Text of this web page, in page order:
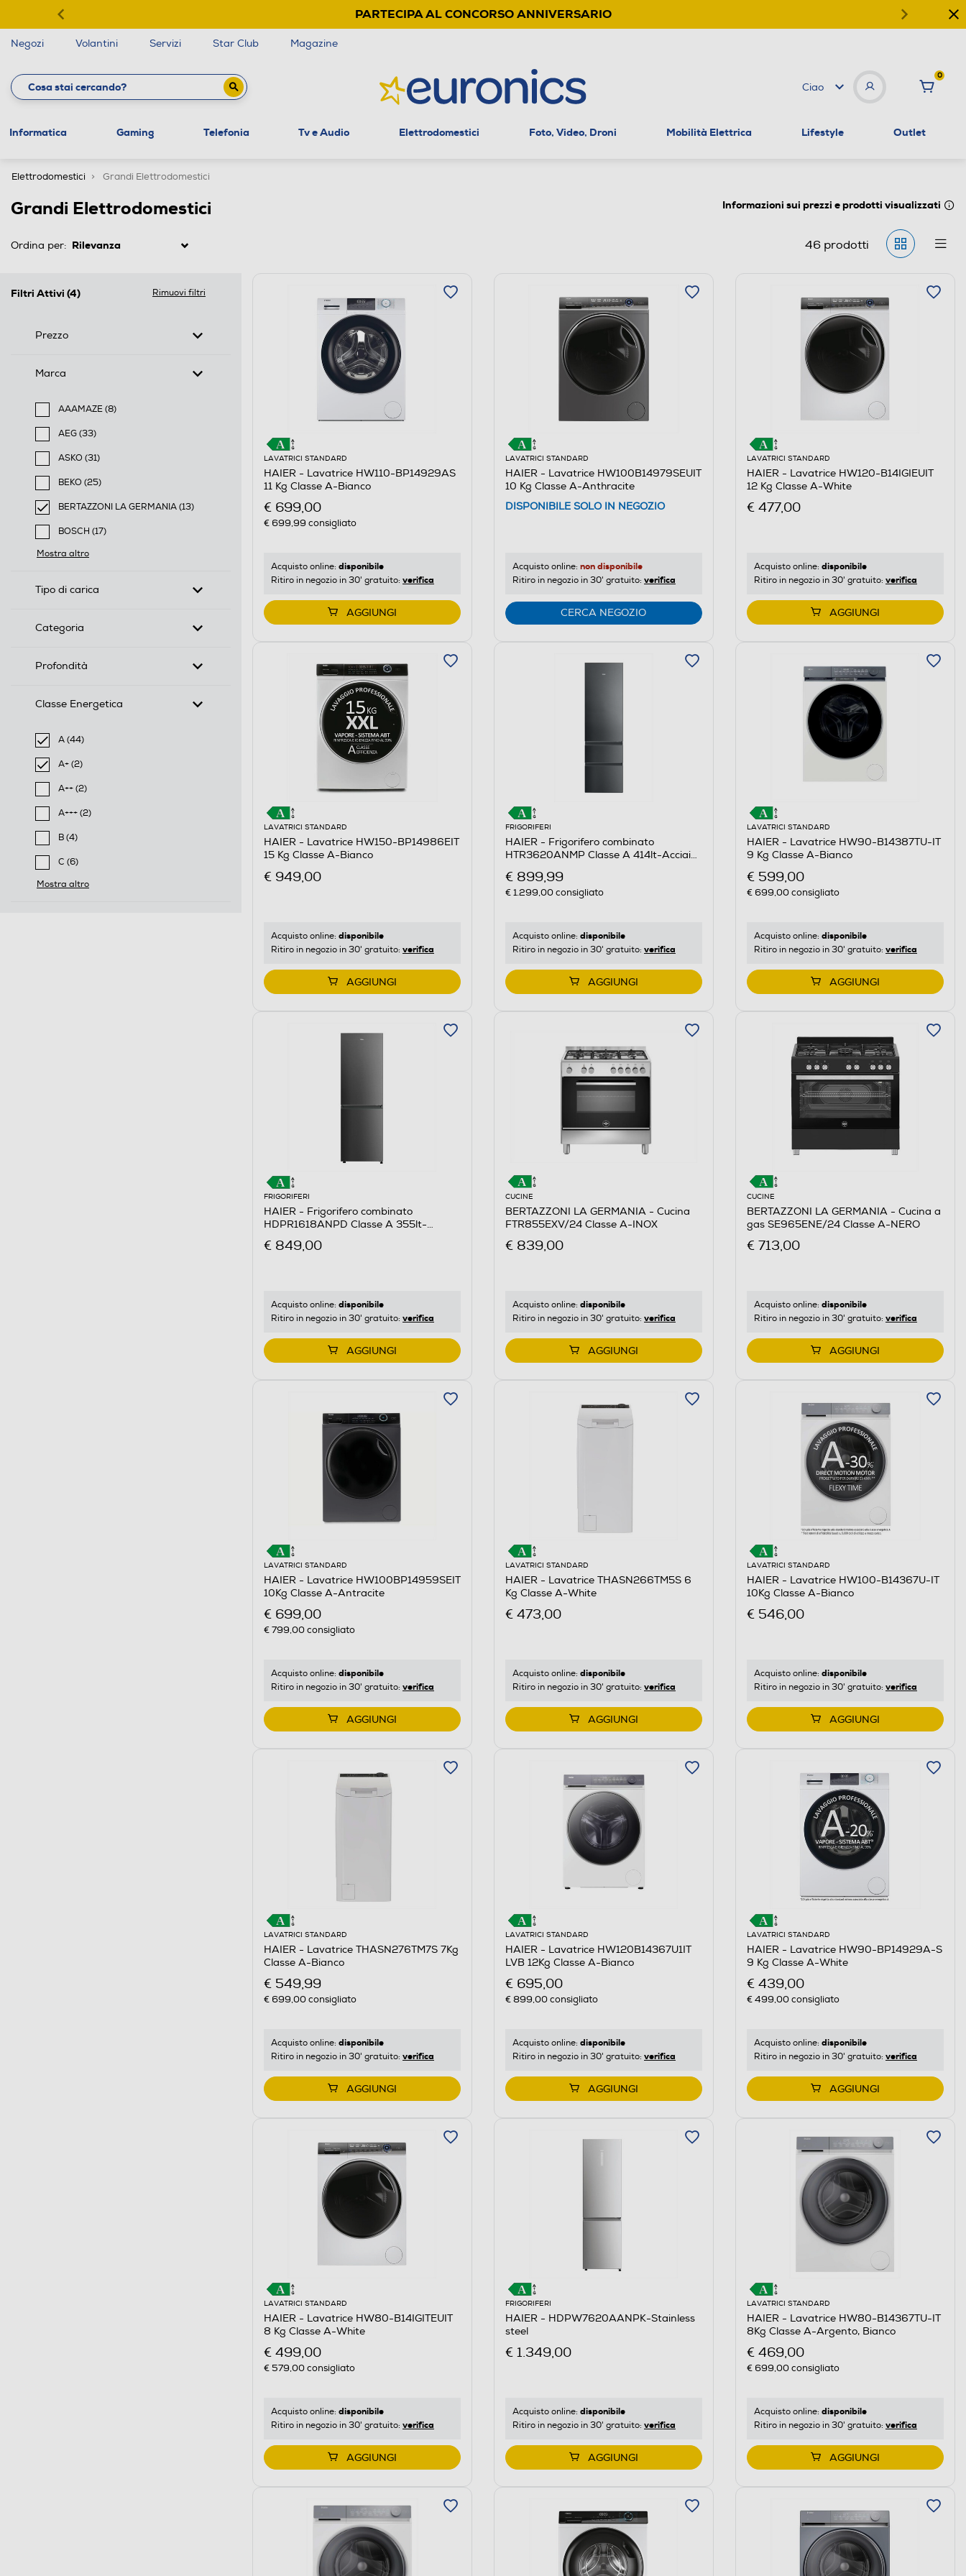
PARTECIPA AL CONCORSO ANNIVERSARIO
Negozi Volantini Servizi Star Club Magazine
Ciao
0
Informatica Gaming Telefonia Tv e Audio Elettrodomestici Foto, Video, Droni Mobilità Elettrica Lifestyle Outlet
Elettrodomestici Grandi Elettrodomestici
Grandi Elettrodomestici Informazioni sui prezzi e prodotti visualizzati
Ordina per: 46prodotti
Filtri Attivi (4) Rimuovi filtri
Prezzo
Marca
AAAMAZE (8)
Filtra per Marca: AAAMAZE
AEG (33)
Filtra per Marca: AEG
ASKO (31)
Filtra per Marca: ASKO
BEKO (25)
Filtra per Marca: BEKO
BERTAZZONI LA GERMANIA (13)
selected Filtro applicato per Marca: BERTAZZONI LA GERMANIA
BOSCH (17)
Filtra per Marca: BOSCH
Mostra altro
Tipo di carica
Categoria
Profondità
Classe Energetica
A (44)
selected Filtro applicato per Classe Energetica: A
A+ (2)
selected Filtro applicato per Classe Energetica: A+
A++ (2)
Filtra per Classe Energetica: A++
A+++ (2)
Filtra per Classe Energetica: A+++
B (4)
Filtra per Classe Energetica: B
C (6)
Filtra per Classe Energetica: C
Mostra altro
LAVATRICI STANDARD
HAIER - Lavatrice HW110-BP14929AS
11 Kg Classe A-Bianco
€ 699,00
€ 699,99 consigliato
Acquisto online: disponibile
Ritiro in negozio in 30' gratuito: verifica
AGGIUNGI
LAVATRICI STANDARD
HAIER - Lavatrice HW100B14979SEUIT
10 Kg Classe A-Anthracite
DISPONIBILE SOLO IN NEGOZIO
Acquisto online: non disponibile
Ritiro in negozio in 30' gratuito: verifica
CERCA NEGOZIO
LAVATRICI STANDARD
HAIER - Lavatrice HW120-B14IGIEUIT
12 Kg Classe A-White
€ 477,00
Acquisto online: disponibile
Ritiro in negozio in 30' gratuito: verifica
AGGIUNGI
LAVATRICI STANDARD
HAIER - Lavatrice HW150-BP14986EIT
15 Kg Classe A-Bianco
€ 949,00
Acquisto online: disponibile
Ritiro in negozio in 30' gratuito: verifica
AGGIUNGI
FRIGORIFERI
HAIER - Frigorifero combinato
HTR3620ANMP Classe A 414lt-Acciaio
€ 899,99
€ 1.299,00consigliato
Acquisto online: disponibile
Ritiro in negozio in 30' gratuito: verifica
AGGIUNGI
LAVATRICI STANDARD
HAIER - Lavatrice HW90-B14387TU-IT
9 Kg Classe A-Bianco
€ 599,00
€ 699,00consigliato
Acquisto online: disponibile
Ritiro in negozio in 30' gratuito: verifica
AGGIUNGI
FRIGORIFERI
HAIER - Frigorifero combinato
HDPR1618ANPD Classe A 355lt-
€ 849,00
Acquisto online: disponibile
Ritiro in negozio in 30' gratuito: verifica
AGGIUNGI
CUCINE
BERTAZZONI LA GERMANIA - Cucina
FTR855EXV/24 Classe A-INOX
€ 839,00
Acquisto online: disponibile
Ritiro in negozio in 30' gratuito: verifica
AGGIUNGI
CUCINE
BERTAZZONI LA GERMANIA - Cucina a
gas SE965ENE/24 Classe A-NERO
€ 713,00
Acquisto online: disponibile
Ritiro in negozio in 30' gratuito: verifica
AGGIUNGI
LAVATRICI STANDARD
HAIER - Lavatrice HW100BP14959SEIT
10Kg Classe A-Antracite
€ 699,00
€ 799,00consigliato
Acquisto online: disponibile
Ritiro in negozio in 30' gratuito: verifica
AGGIUNGI
LAVATRICI STANDARD
HAIER - Lavatrice THASN266TM5S 6
Kg Classe A-White
€ 473,00
Acquisto online: disponibile
Ritiro in negozio in 30' gratuito: verifica
AGGIUNGI
LAVATRICI STANDARD
HAIER - Lavatrice HW100-B14367U-IT
10Kg Classe A-Bianco
€ 546,00
Acquisto online: disponibile
Ritiro in negozio in 30' gratuito: verifica
AGGIUNGI
LAVATRICI STANDARD
HAIER - Lavatrice THASN276TM7S 7Kg
Classe A-Bianco
€ 549,99
€ 699,00consigliato
Acquisto online: disponibile
Ritiro in negozio in 30' gratuito: verifica
AGGIUNGI
LAVATRICI STANDARD
HAIER - Lavatrice HW120B14367U1IT
LVB 12Kg Classe A-Bianco
€ 695,00
€ 899,00consigliato
Acquisto online: disponibile
Ritiro in negozio in 30' gratuito: verifica
AGGIUNGI
LAVATRICI STANDARD
HAIER - Lavatrice HW90-BP14929A-S
9 Kg Classe A-White
€ 439,00
€ 499,00consigliato
Acquisto online: disponibile
Ritiro in negozio in 30' gratuito: verifica
AGGIUNGI
LAVATRICI STANDARD
HAIER - Lavatrice HW80-B14IGITEUIT
8 Kg Classe A-White
€ 499,00
€ 579,00consigliato
Acquisto online: disponibile
Ritiro in negozio in 30' gratuito: verifica
AGGIUNGI
FRIGORIFERI
HAIER - HDPW7620AANPK-Stainless
steel
€ 1.349,00
Acquisto online: disponibile
Ritiro in negozio in 30' gratuito: verifica
AGGIUNGI
LAVATRICI STANDARD
HAIER - Lavatrice HW80-B14367TU-IT
8Kg Classe A-Argento, Bianco
€ 469,00
€ 699,00consigliato
Acquisto online: disponibile
Ritiro in negozio in 30' gratuito: verifica
AGGIUNGI